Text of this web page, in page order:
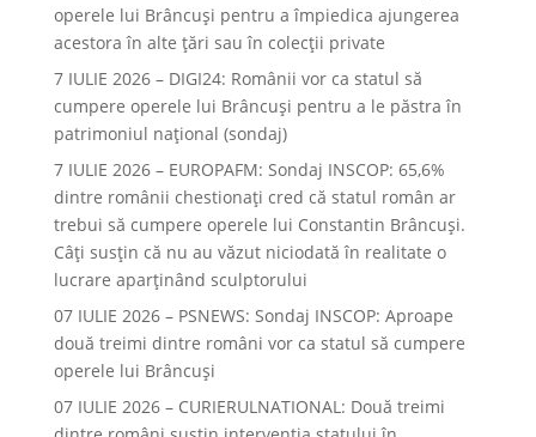
operele lui Brâncuşi pentru a împiedica ajungerea
acestora în alte ţări sau în colecţii private
7 IULIE 2026 – DIGI24: Românii vor ca statul să
cumpere operele lui Brâncuși pentru a le păstra în
patrimoniul național (sondaj)
7 IULIE 2026 – EUROPAFM: Sondaj INSCOP: 65,6%
dintre românii chestionați cred că statul român ar
trebui să cumpere operele lui Constantin Brâncuși.
Câți susțin că nu au văzut niciodată în realitate o
lucrare aparținând sculptorului
07 IULIE 2026 – PSNEWS: Sondaj INSCOP: Aproape
două treimi dintre români vor ca statul să cumpere
operele lui Brâncuși
07 IULIE 2026 – CURIERULNATIONAL: Două treimi